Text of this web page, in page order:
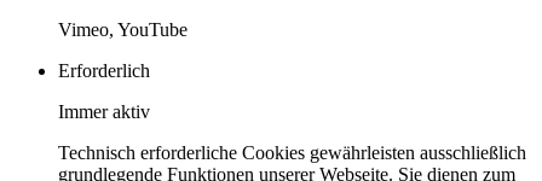
Vimeo, YouTube
Erforderlich
Immer aktiv
Technisch erforderliche Cookies gewährleisten ausschließlich
grundlegende Funktionen unserer Webseite. Sie dienen zum